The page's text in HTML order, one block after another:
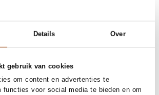
Details Over
gebruik van cookies
om content en advertenties te
functies voor social media te bieden en om
€99